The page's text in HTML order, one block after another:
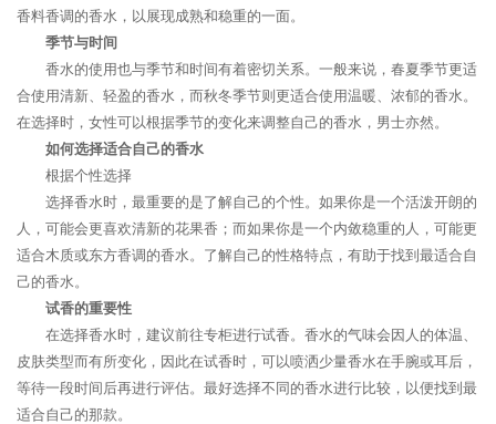
香料香调的香水，以展现成熟和稳重的一面。
季节与时间
香水的使用也与季节和时间有着密切关系。一般来说，春夏季节更适
合使用清新、轻盈的香水，而秋冬季节则更适合使用温暖、浓郁的香水。
在选择时，女性可以根据季节的变化来调整自己的香水，男士亦然。
如何选择适合自己的香水
根据个性选择
选择香水时，最重要的是了解自己的个性。如果你是一个活泼开朗的
人，可能会更喜欢清新的花果香；而如果你是一个内敛稳重的人，可能更
适合木质或东方香调的香水。了解自己的性格特点，有助于找到最适合自
己的香水。
试香的重要性
在选择香水时，建议前往专柜进行试香。香水的气味会因人的体温、
皮肤类型而有所变化，因此在试香时，可以喷洒少量香水在手腕或耳后，
等待一段时间后再进行评估。最好选择不同的香水进行比较，以便找到最
适合自己的那款。